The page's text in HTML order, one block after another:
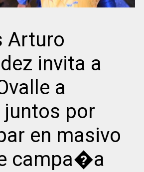
invita a
a
por
en masivo
campa�a